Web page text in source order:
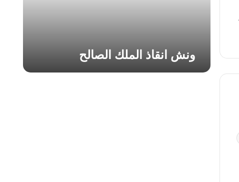
ا
ونش انقاذ الملك الصالح